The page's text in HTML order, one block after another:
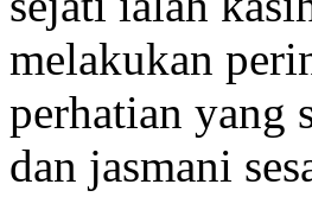
melakukan
perhatian yang
dan jasmani